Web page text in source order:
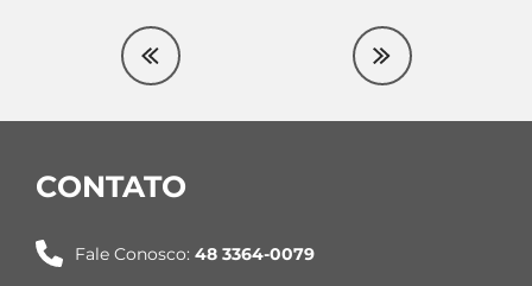
CONTATO
Fale Conosco: 48 3364-0079